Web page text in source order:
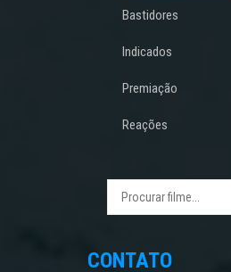
Bastidores
Indicados
Premiação
Reações
CONTATO